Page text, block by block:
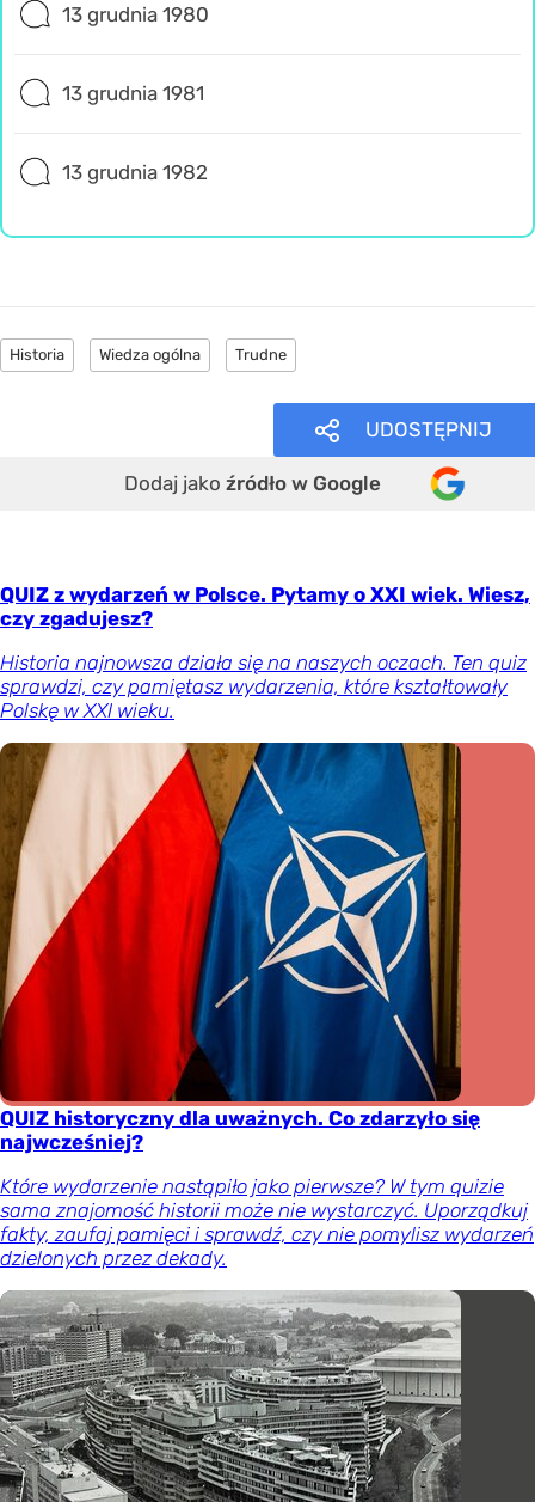
13 grudnia 1980
13 grudnia 1981
13 grudnia 1982
Historia Wiedza ogólna Trudne
UDOSTĘPNIJ
Dodaj jako źródło w Google
QUIZ z wydarzeń w Polsce. Pytamy o XXI wiek. Wiesz,
czy zgadujesz?
Historia najnowsza działa się na naszych oczach. Ten quiz
sprawdzi, czy pamiętasz wydarzenia, które kształtowały
Polskę w XXI wieku.
QUIZ historyczny dla uważnych. Co zdarzyło się
najwcześniej?
Które wydarzenie nastąpiło jako pierwsze? W tym quizie
sama znajomość historii może nie wystarczyć. Uporządkuj
fakty, zaufaj pamięci i sprawdź, czy nie pomylisz wydarzeń
dzielonych przez dekady.